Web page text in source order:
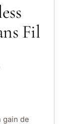
Fil
gain de